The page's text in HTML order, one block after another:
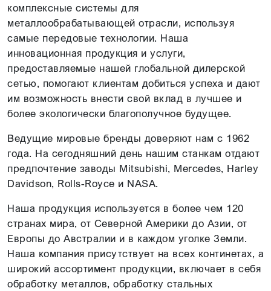
комплексные системы для
металлообрабатывающей отрасли, используя
самые передовые технологии. Наша
инновационная продукция и услуги,
предоставляемые нашей глобальной дилерской
сетью, помогают клиентам добиться успеха и дают
им возможность внести свой вклад в лучшее и
более экологически благополучное будущее.
Ведущие мировые бренды доверяют нам с 1962
года. На сегодняшний день нашим станкам отдают
предпочтение заводы Mitsubishi, Mercedes, Harley
Davidson, Rolls-Royce и NASA.
Наша продукция используется в более чем 120
странах мира, от Северной Америки до Азии, от
Европы до Австралии и в каждом уголке Земли.
Наша компания присутствует на всех континетах, а
широкий ассортимент продукции, включает в себя
обработку металлов, обработку стальных